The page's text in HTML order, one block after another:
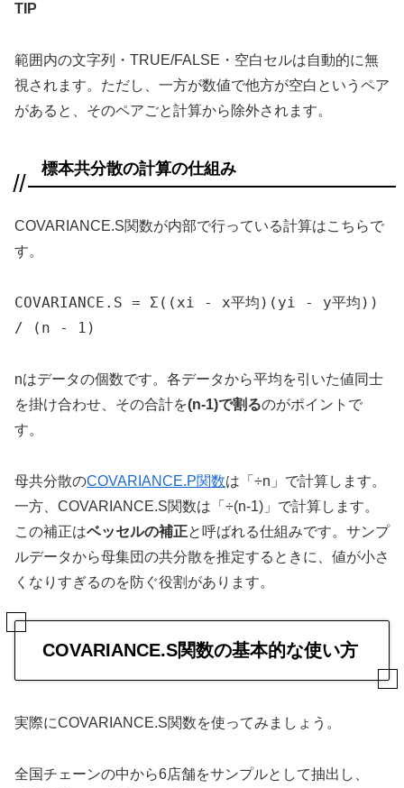
TIP
範囲内の文字列・TRUE/FALSE・空白セルは自動的に無
視されます。ただし、一方が数値で他方が空白というペア
があると、そのペアごと計算から除外されます。
標本共分散の計算の仕組み
COVARIANCE.S関数が内部で行っている計算はこちらで
す。
COVARIANCE.S = Σ((xi - x平均)(yi - y平均))
/ (n - 1)
nはデータの個数です。各データから平均を引いた値同士
を掛け合わせ、その合計を(n-1)で割るのがポイントで
す。
母共分散のCOVARIANCE.P関数は「÷n」で計算します。
一方、COVARIANCE.S関数は「÷(n-1)」で計算します。
この補正はベッセルの補正と呼ばれる仕組みです。サンプ
ルデータから母集団の共分散を推定するときに、値が小さ
くなりすぎるのを防ぐ役割があります。
COVARIANCE.S関数の基本的な使い方
実際にCOVARIANCE.S関数を使ってみましょう。
全国チェーンの中から6店舗をサンプルとして抽出し、